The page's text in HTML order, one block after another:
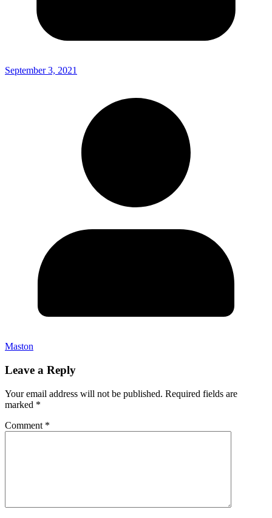
September 3, 2021
Maston
Leave a Reply
Your email address will not be published. Required fields are
marked *
Comment *